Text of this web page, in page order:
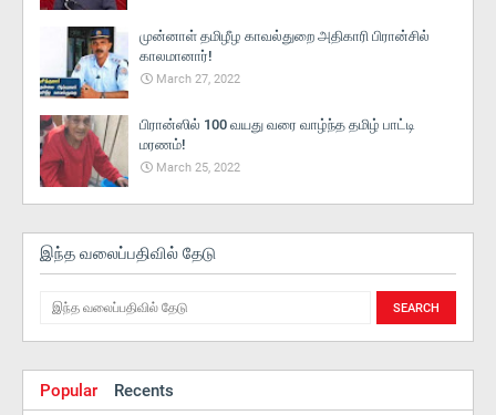
முன்னாள் தமிழீழ காவல்துறை அதிகாரி பிரான்சில்
காலமானார்!
March 27, 2022
பிரான்ஸில் 100 வயது வரை வாழ்ந்த தமிழ் பாட்டி
மரணம்!
March 25, 2022
இந்த வலைப்பதிவில் தேடு
Popular Recents